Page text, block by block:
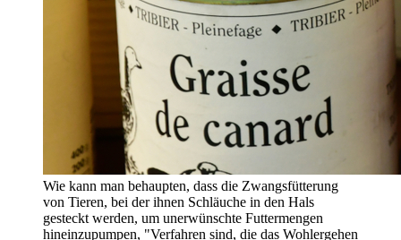
Wie kann man behaupten, dass die Zwangsfütterung
von Tieren, bei der ihnen Schläuche in den Hals
gesteckt werden, um unerwünschte Futtermengen
hineinzupumpen, "Verfahren sind, die das Wohlergehen